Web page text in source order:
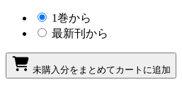
1巻から
最新刊から
未購入分をまとめてカートに追加